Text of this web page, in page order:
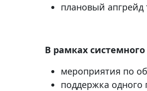
плановый апгрейд
В рамках
мероприятия по
поддержка